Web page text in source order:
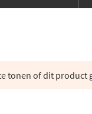
tonen of dit product